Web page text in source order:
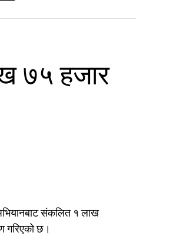
७५ हजार
संकलित १ लाख
गरिएको छ।